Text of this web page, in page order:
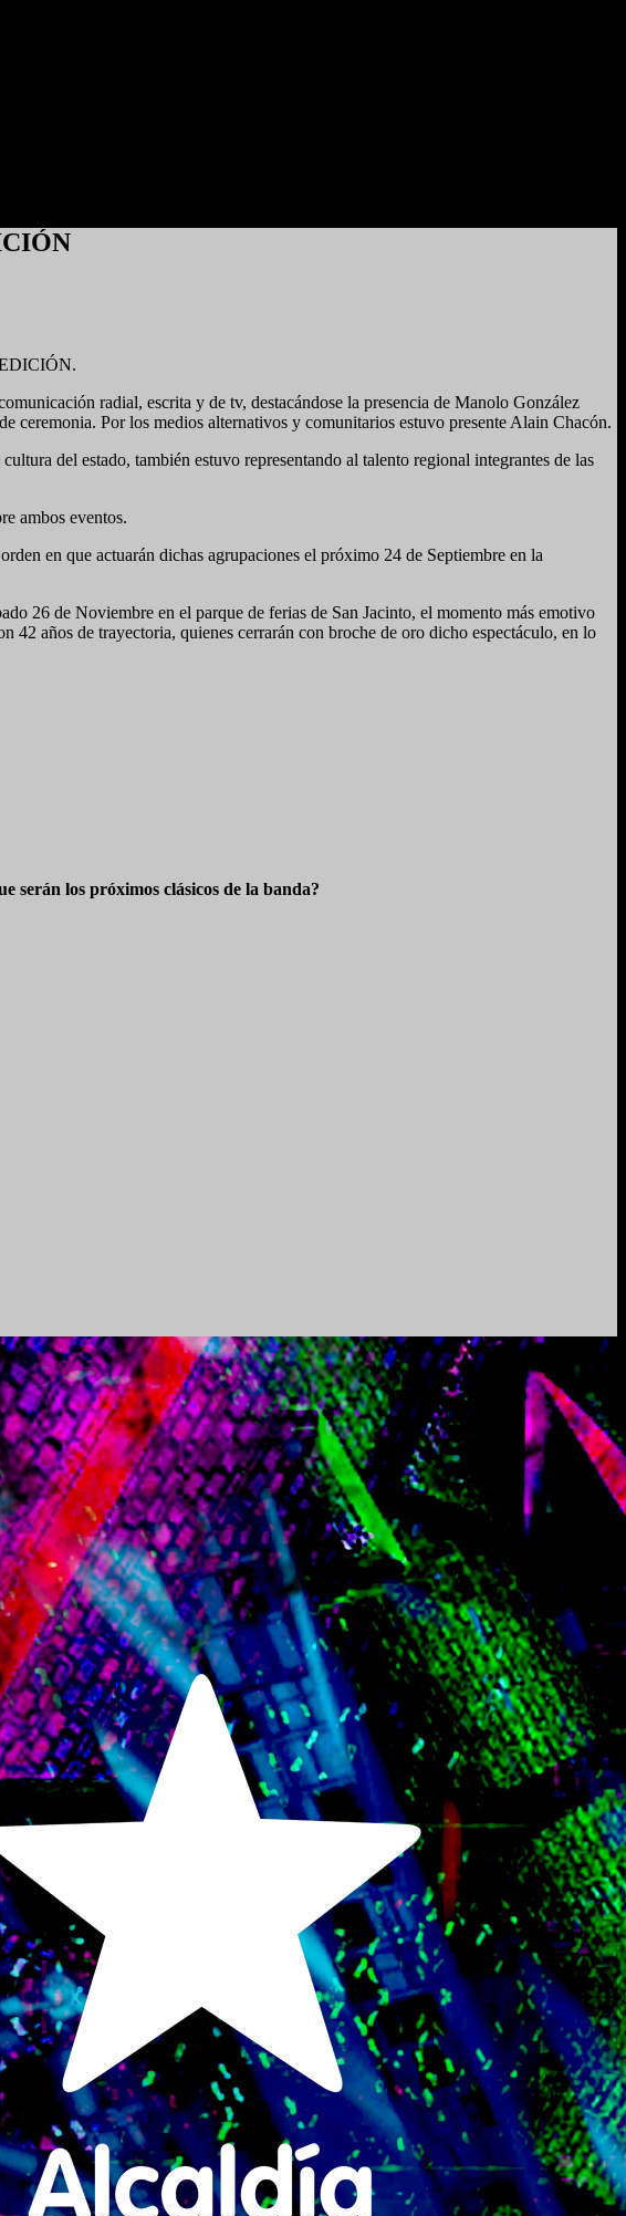
radial, escrita y de tv, destacándose la presencia de Manolo González
Por los medios alternativos y comunitarios estuvo presente Alain Chacón.
del estado, también estuvo representando al talento regional integrantes de las
ambos eventos.
en que actuarán dichas agrupaciones el próximo 24 de Septiembre en la
de Noviembre en el parque de ferias de San Jacinto, el momento más emotivo
años de trayectoria, quienes cerrarán con broche de oro dicho espectáculo, en lo
serán los próximos clásicos de la banda?